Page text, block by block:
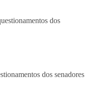
dos senadores